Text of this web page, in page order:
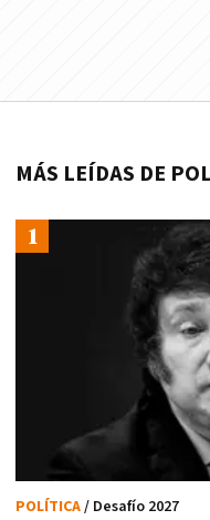
MÁS LEÍDAS DE
POLÍTICA/ Desafío 2027